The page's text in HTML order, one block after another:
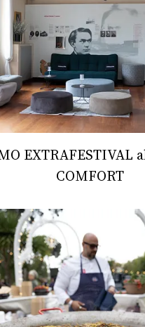
EXTRAFESTIVAL
COMFORT